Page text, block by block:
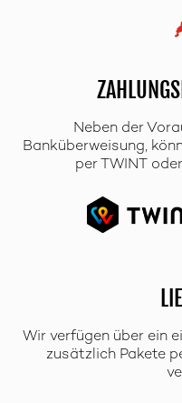
Neben der
Banküberweisung,
per TWINT
Wir verfügen über ein
zusätzlich Pakete